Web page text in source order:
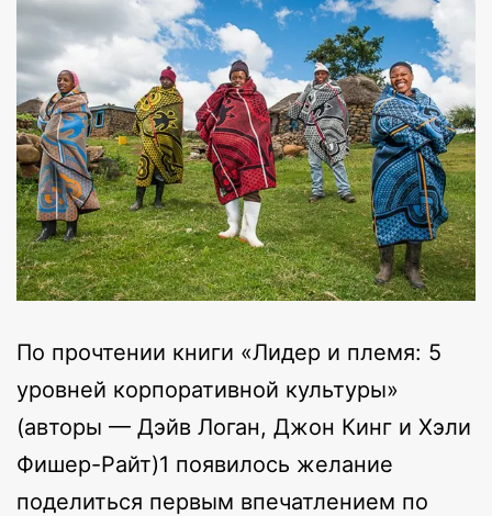
По прочтении книги «Лидер и племя: 5
уровней корпоративной культуры»
(авторы — Дэйв Логан, Джон Кинг и Хэли
Фишер-Райт)1 появилось желание
поделиться первым впечатлением по